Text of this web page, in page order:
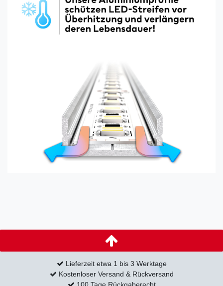
Lieferzeit etwa 1 bis 3 Werktage
Kostenloser Versand & Rückversand